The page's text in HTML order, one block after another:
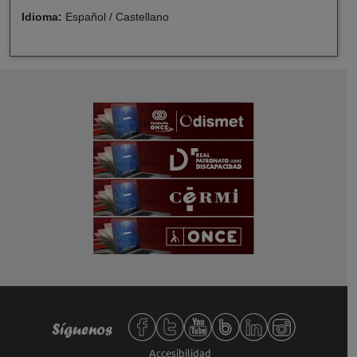
Idioma: Español / Castellano
Redes sociales de Fundación ONCE,
Síguenos
Accesibilidad